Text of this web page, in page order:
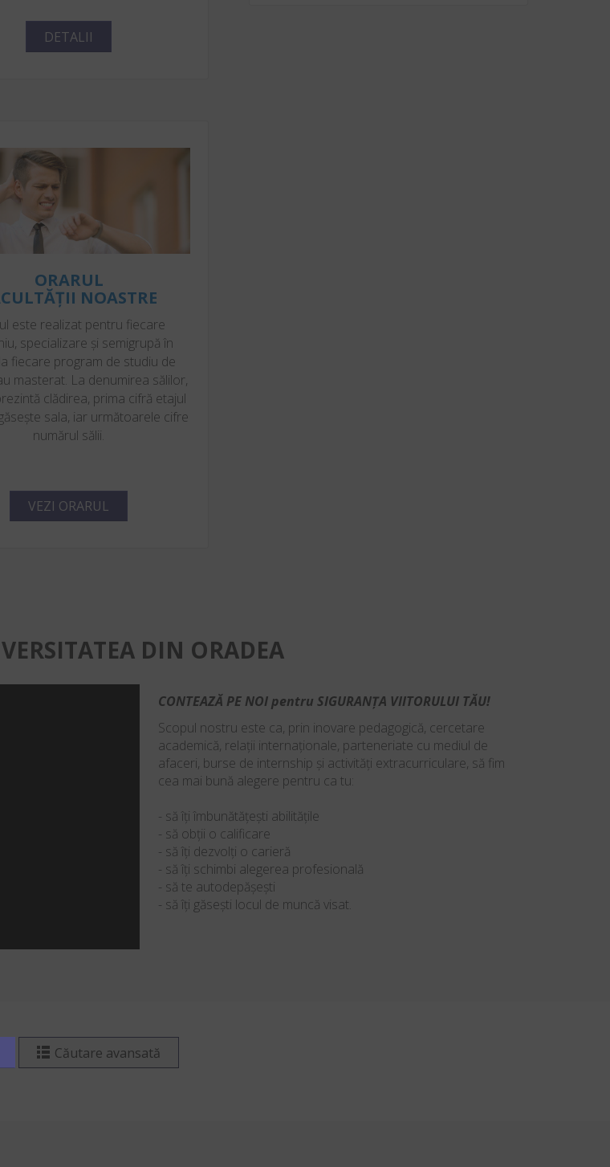
DETALII
ORARUL
NOASTRE
este realizat pentru fiecare
specializare și semigrupă în
fiecare program de studiu de
masterat. La denumirea sălilor,
clădirea, prima cifră etajul
sala, iar următoarele cifre
numărul sălii.
VEZI ORARUL
DIN ORADEA
CONTEAZĂ PE NOI pentru SIGURANȚA VIITORULUI TĂU!
Scopul nostru este ca, prin inovare pedagogică, cercetare
academică, relații internaționale, parteneriate cu mediul de
afaceri, burse de internship și activități extracurriculare, să fim
cea mai bună alegere pentru ca tu:
- să îți îmbunătățești abilitățile
- să obții o calificare
- să îți dezvolți o carieră
- să îți schimbi alegerea profesională
- să te autodepășești
- să îți găsești locul de muncă visat.
Căutare avansată